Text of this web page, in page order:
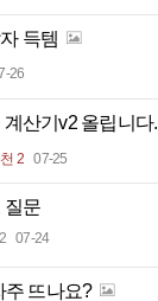
득템
26
산기v2 올립니다.
2 07-25
질문
07-24
주 뜨나요?